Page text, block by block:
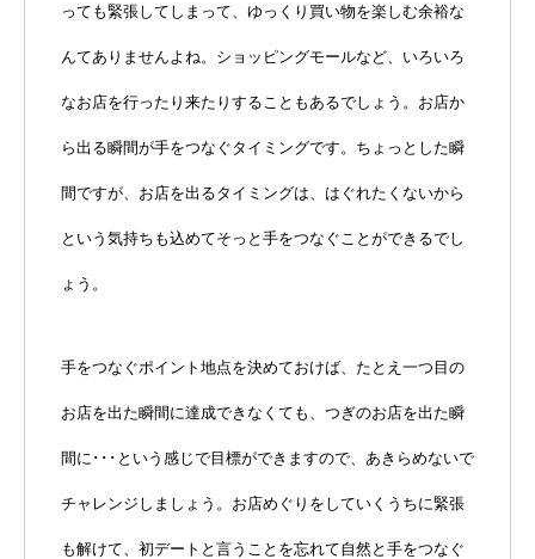
っても緊張してしまって、ゆっくり買い物を楽しむ余裕な
んてありませんよね。ショッピングモールなど、いろいろ
なお店を行ったり来たりすることもあるでしょう。お店か
ら出る瞬間が手をつなぐタイミングです。ちょっとした瞬
間ですが、お店を出るタイミングは、はぐれたくないから
という気持ちも込めてそっと手をつなぐことができるでし
ょう。
手をつなぐポイント地点を決めておけば、たとえ一つ目の
お店を出た瞬間に達成できなくても、つぎのお店を出た瞬
間に･･･という感じで目標ができますので、あきらめないで
チャレンジしましょう。お店めぐりをしていくうちに緊張
も解けて、初デートと言うことを忘れて自然と手をつなぐ